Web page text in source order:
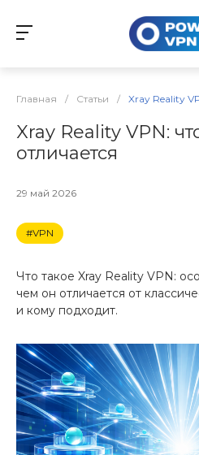
Главная / Статьи / Xray Reality
Xray Reality VPN:
отличается
29 май 2026
#VPN
Что такое Xray Reality VPN:
чем он отличается от
и кому подходит.